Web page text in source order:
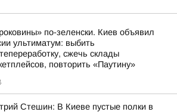
по-зеленски. Киев объявил
ультиматум: выбить
сжечь склады
повторить «Паутину»
Стешин: В Киеве пустые полки в